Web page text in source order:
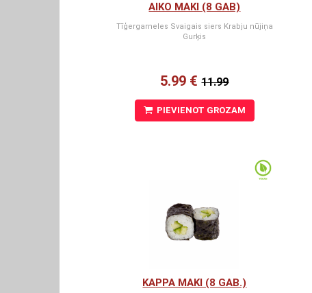
AIKO MAKI (8 GAB)
Tīģergarneles Svaigais siers Krabju nūjiņa
Gurķis
5.99 €11.99
PIEVIENOT GROZAM
KAPPA MAKI (8 GAB.)